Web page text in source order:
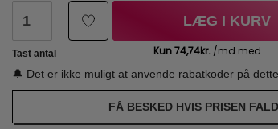
Tast antal
LÆG I KURV
🔔 Det er ikke muligt at anvende rabatkoder på
FÅ BESKED HVIS PRISEN